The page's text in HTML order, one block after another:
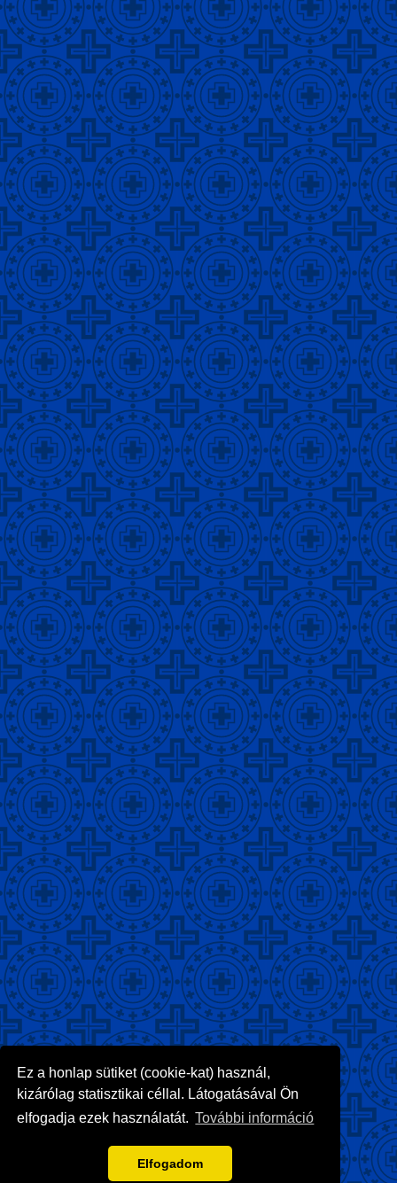
Ez a honlap sütiket (cookie-kat) használ,
kizárólag statisztikai céllal. Látogatásával Ön
elfogadja ezek használatát. További információ
Elfogadom